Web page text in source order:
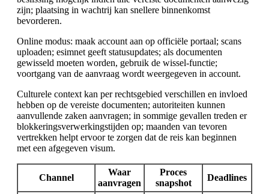
zijn; plaatsing in wachtrij kan snellere binnenkomst
bevorderen.
Online modus: maak account aan op officiële portaal; scans
uploaden; esimnet geeft statusupdates; als documenten
gewisseld moeten worden, gebruik de wissel-functie;
voortgang van de aanvraag wordt weergegeven in account.
Culturele context kan per rechtsgebied verschillen en invloed
hebben op de vereiste documenten; autoriteiten kunnen
aanvullende zaken aanvragen; in sommige gevallen treden er
blokkeringsverwerkingstijden op; maanden van tevoren
vertrekken helpt ervoor te zorgen dat de reis kan beginnen
met een afgegeven visum.
Channel
Waar
aanvragen
Proces
snapshot
Deadlines